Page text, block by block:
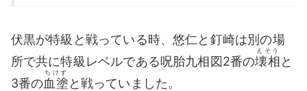
伏黒が特級と戦っている時、悠仁と釘崎は別の場
所で共に特級レベルである呪胎九相図2番の壊相
えそう
と
3番の血塗
ちけず
と戦っていました。